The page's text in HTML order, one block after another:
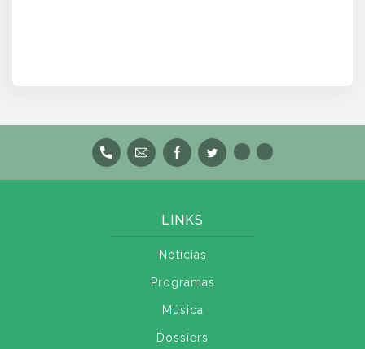
LINKS
Notícias
Programas
Música
Dossiers